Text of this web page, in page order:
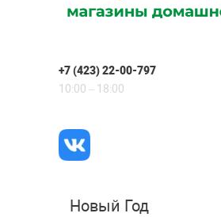
+7 (423) 22-00-797
10:00 – 18:00
Новый Год